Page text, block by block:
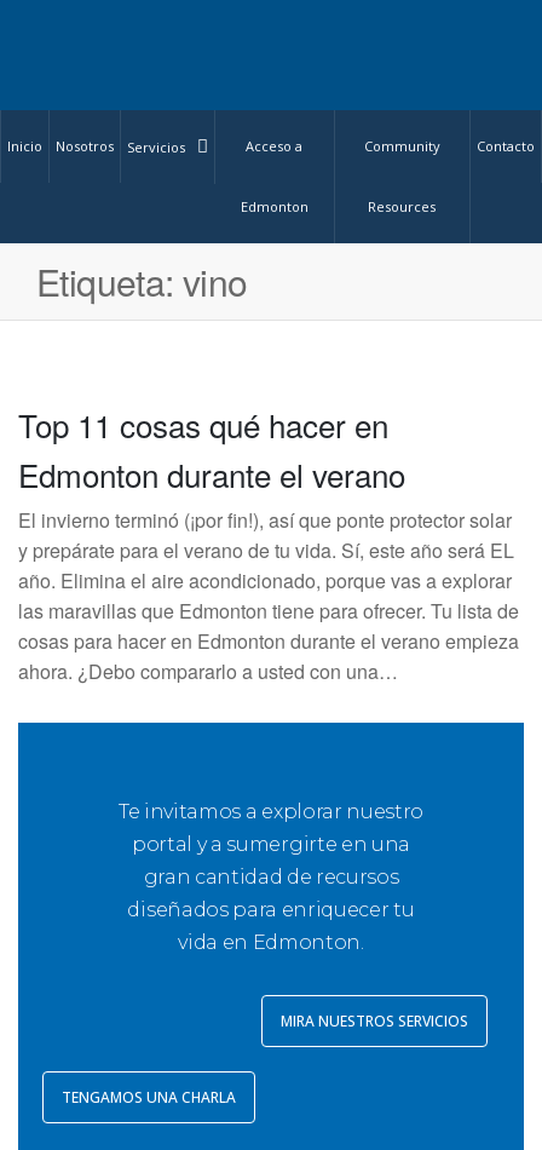
Inicio Nosotros Servicios Acceso a
Edmonton
Community
Resources
Contacto
Etiqueta:vino
Top 11 cosas qué hacer en
Edmonton durante el verano
El invierno terminó (¡por fin!), así que ponte protector solar
y prepárate para el verano de tu vida. Sí, este año será EL
año. Elimina el aire acondicionado, porque vas a explorar
las maravillas que Edmonton tiene para ofrecer. Tu lista de
cosas para hacer en Edmonton durante el verano empieza
ahora. ¿Debo compararlo a usted con una…
Te invitamos a explorar nuestro
portal y a sumergirte en una
gran cantidad de recursos
diseñados para enriquecer tu
vida en Edmonton.
MIRA NUESTROS SERVICIOS
TENGAMOS UNA CHARLA